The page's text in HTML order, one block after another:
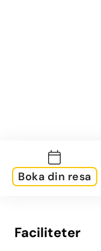
Boka din resa
Faciliteter